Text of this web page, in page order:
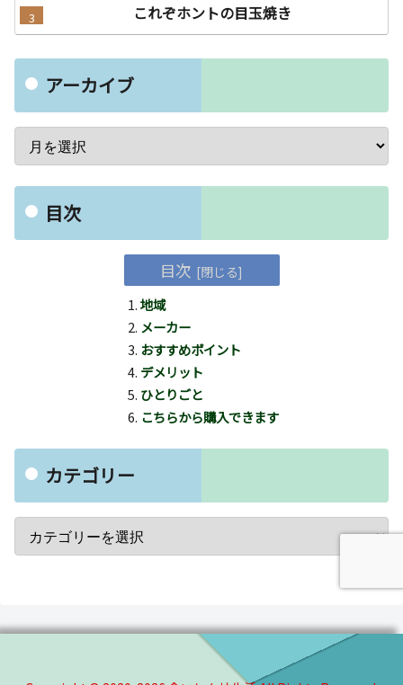
これぞホントの目玉焼き
アーカイブ
目次
目次
地域
メーカー
おすすめポイント
デメリット
ひとりごと
こちらから購入できます
カテゴリー